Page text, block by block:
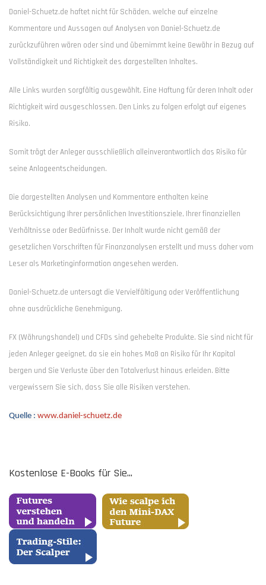
Daniel-Schuetz.de haftet nicht für Schäden, welche auf einzelne
Kommentare und Aussagen auf Analysen von Daniel-Schuetz.de
zurückzuführen wären oder sind und übernimmt keine Gewähr in Bezug auf
Vollständigkeit und Richtigkeit des dargestellten Inhaltes.
Alle Links wurden sorgfältig ausgewählt. Eine Haftung für deren Inhalt oder
Richtigkeit wird ausgeschlossen. Den Links zu folgen erfolgt auf eigenes
Risiko.
Somit trägt der Anleger ausschließlich alleinverantwortlich das Risiko für
seine Anlageentscheidungen.
Die dargestellten Analysen und Kommentare enthalten keine
Berücksichtigung Ihrer persönlichen Investitionsziele, Ihrer finanziellen
Verhältnisse oder Bedürfnisse. Der Inhalt wurde nicht gemäß der
gesetzlichen Vorschriften für Finanzanalysen erstellt und muss daher vom
Leser als Marketinginformation angesehen werden.
Daniel-Schuetz.de untersagt die Vervielfältigung oder Veröffentlichung
ohne ausdrückliche Genehmigung.
FX (Währungshandel) und CFDs sind gehebelte Produkte. Sie sind nicht für
jeden Anleger geeignet, da sie ein hohes Maß an Risiko für Ihr Kapital
bergen und Sie Verluste über den Totalverlust hinaus erleiden. Bitte
vergewissern Sie sich, dass Sie alle Risiken verstehen.
Quelle : www.daniel-schuetz.de
Kostenlose E-Books für Sie...